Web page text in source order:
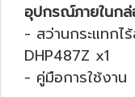
อุปกรณ์ภายในก
- สว่านกระแทกไ
DHP487Z x1
- คู่มือการใช้งาน